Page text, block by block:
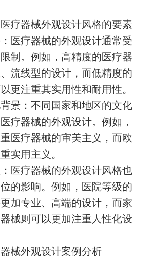
疗器械外观设计风格的要素
医疗器械的外观设计通常受
制。例如，高精度的医疗器
流线型的设计，而低精度的
更注重其实用性和耐用性。
景：不同国家和地区的文化
疗器械的外观设计。例如，
医疗器械的审美主义，而欧
实用主义。
医疗器械的外观设计风格也
的影响。例如，医院等级的
加专业、高端的设计，而家
械则可以更加注重人性化设
械外观设计案例分析